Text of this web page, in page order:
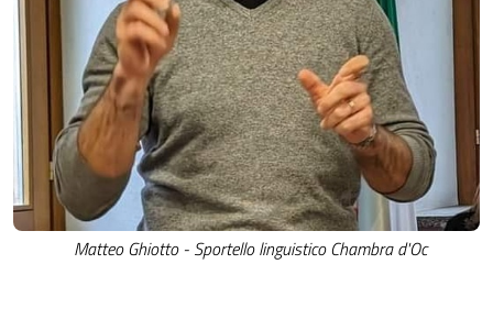
Matteo Ghiotto - Sportello linguistico Chambra d'Oc